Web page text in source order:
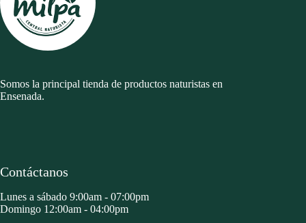
Somos la principal tienda de productos naturistas en
Ensenada.
Contáctanos
Lunes a sábado 9:00am - 07:00pm
Domingo 12:00am - 04:00pm